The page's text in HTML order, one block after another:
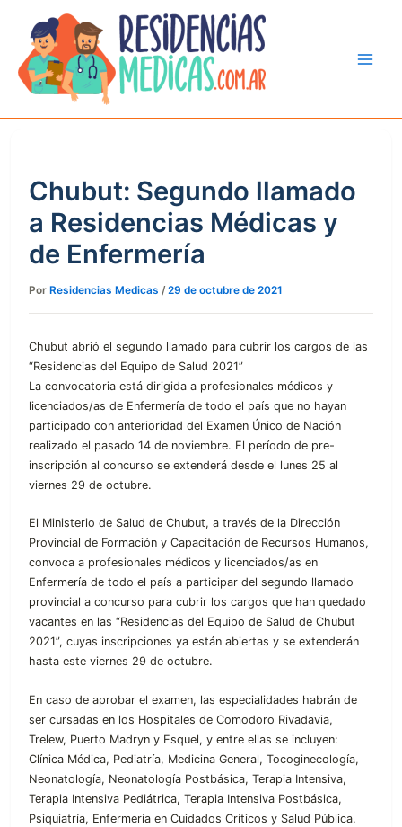
contenido
Chubut: Segundo llamado
a Residencias Médicas y
de Enfermería
Por Residencias Medicas /29 de octubre de 2021
Chubut abrió el segundo llamado para cubrir los cargos de las
“Residencias del Equipo de Salud 2021”
La convocatoria está dirigida a profesionales médicos y
licenciados/as de Enfermería de todo el país que no hayan
participado con anterioridad del Examen Único de Nación
realizado el pasado 14 de noviembre. El período de pre-
inscripción al concurso se extenderá desde el lunes 25 al
viernes 29 de octubre.
El Ministerio de Salud de Chubut, a través de la Dirección
Provincial de Formación y Capacitación de Recursos Humanos,
convoca a profesionales médicos y licenciados/as en
Enfermería de todo el país a participar del segundo llamado
provincial a concurso para cubrir los cargos que han quedado
vacantes en las “Residencias del Equipo de Salud de Chubut
2021”, cuyas inscripciones ya están abiertas y se extenderán
hasta este viernes 29 de octubre.
En caso de aprobar el examen, las especialidades habrán de
ser cursadas en los Hospitales de Comodoro Rivadavia,
Trelew, Puerto Madryn y Esquel, y entre ellas se incluyen:
Clínica Médica, Pediatría, Medicina General, Tocoginecología,
Neonatología, Neonatología Postbásica, Terapia Intensiva,
Terapia Intensiva Pediátrica, Terapia Intensiva Postbásica,
Psiquiatría, Enfermería en Cuidados Críticos y Salud Pública.